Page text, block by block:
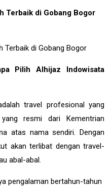
Terbaik di Gobang Bogor
Pilih Alhijaz Indowisata
travel profesional yang
resmi dari Kementrian
atas nama sendiri. Dengan
akan terlibat dengan travel-
abal-abal.
pengalaman bertahun-tahun